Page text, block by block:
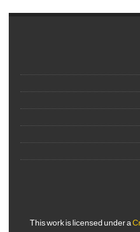
This work is licensed under a